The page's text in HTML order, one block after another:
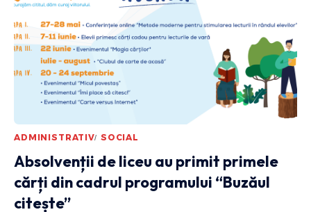
ADMINISTRATIV SOCIAL
Absolvenții de liceu au primit primele
cărți din cadrul programului “Buzăul
citește”